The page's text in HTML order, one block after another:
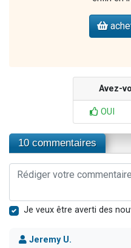
Avez-
OUI
10 commentaires
Je veux être averti des
Jeremy U.